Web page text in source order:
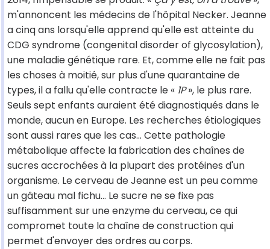
m'annoncent les médecins de l'hôpital Necker. Jeanne
a cinq ans lorsqu'elle apprend qu'elle est atteinte du
CDG syndrome (congenital disorder of glycosylation),
une maladie génétique rare. Et, comme elle ne fait pas
les choses à moitié, sur plus d'une quarantaine de
types, il a fallu qu'elle contracte le « 1P», le plus rare.
Seuls sept enfants auraient été diagnostiqués dans le
monde, aucun en Europe. Les recherches étiologiques
sont aussi rares que les cas... Cette pathologie
métabolique affecte la fabrication des chaînes de
sucres accrochées à la plupart des protéines d'un
organisme. Le cerveau de Jeanne est un peu comme
un gâteau mal fichu... Le sucre ne se fixe pas
suffisamment sur une enzyme du cerveau, ce qui
compromet toute la chaîne de construction qui
permet d'envoyer des ordres au corps.